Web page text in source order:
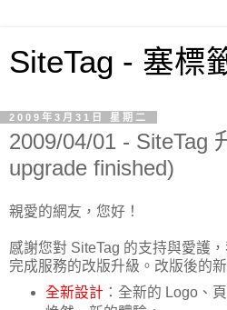
SiteTag - 塞標
2009年3月31日 星期二
2009/04/01 - SiteTag
upgrade finished)
親愛的網友，您好！
感謝您對 SiteTag 的支持與愛護
完成服務的改版升級。改版後的新
全新設計：全新的 Logo、